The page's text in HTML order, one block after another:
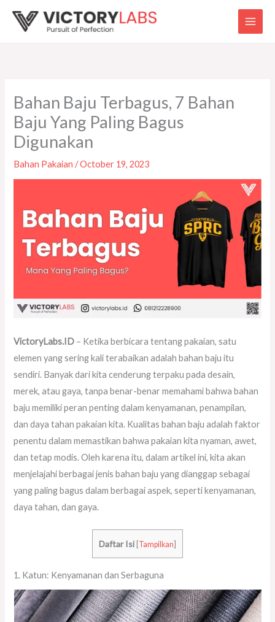
Bahan Baju Terbagus, 7 Bahan
Baju Yang Paling Bagus
Digunakan
Bahan Pakaian /October 19, 2023
VictoryLabs.ID – Ketika berbicara tentang pakaian, satu
elemen yang sering kali terabaikan adalah bahan baju itu
sendiri. Banyak dari kita cenderung terpaku pada desain,
merek, atau gaya, tanpa benar-benar memahami bahwa bahan
baju memiliki peran penting dalam kenyamanan, penampilan,
dan daya tahan pakaian kita. Kualitas bahan baju adalah faktor
penentu dalam memastikan bahwa pakaian kita nyaman, awet,
dan tetap modis. Oleh karena itu, dalam artikel ini, kita akan
menjelajahi berbagai jenis bahan baju yang dianggap sebagai
yang paling bagus dalam berbagai aspek, seperti kenyamanan,
daya tahan, dan gaya.
Daftar Isi Tampilkan
1. Katun: Kenyamanan dan Serbaguna